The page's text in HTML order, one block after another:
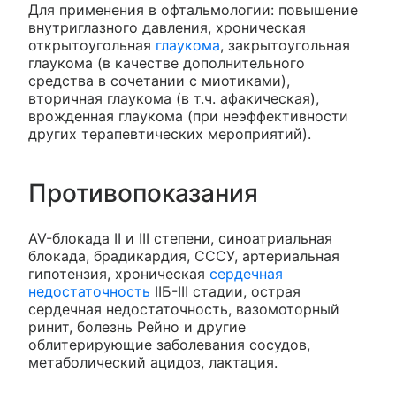
Для применения в офтальмологии: повышение
внутриглазного давления, хроническая
открытоугольная глаукома, закрытоугольная
глаукома (в качестве дополнительного
средства в сочетании с миотиками),
вторичная глаукома (в т.ч. афакическая),
врожденная глаукома (при неэффективности
других терапевтических мероприятий).
Противопоказания
AV-блокада II и III степени, синоатриальная
блокада, брадикардия, СССУ, артериальная
гипотензия, хроническая сердечная
недостаточность IIБ-III стадии, острая
сердечная недостаточность, вазомоторный
ринит, болезнь Рейно и другие
облитерирующие заболевания сосудов,
метаболический ацидоз, лактация.